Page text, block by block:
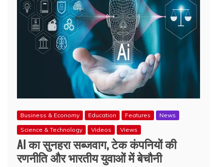
Business & Economy Education Features
News
Science & Technology
Videos Views
AI का सुनहरा सब्जवाग, टेक कंपनियों की
रणनीति और भारतीय युवाओं में बेचौनी